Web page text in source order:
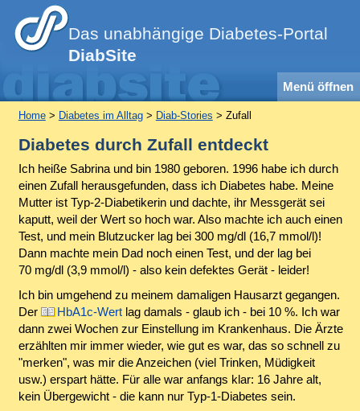
Das unabhängige Diabetes-Portal
DiabSite
Menü öffnen
Home> Diabetes im Alltag> Diab-Stories > Zufall
Diabetes durch Zufall entdeckt
Ich heiße Sabrina und bin 1980 geboren. 1996 habe ich durch
einen Zufall herausgefunden, dass ich Diabetes habe. Meine
Mutter ist Typ-2-Diabetikerin und dachte, ihr Messgerät sei
kaputt, weil der Wert so hoch war. Also machte ich auch einen
Test, und mein Blutzucker lag bei 300 mg/dl (16,7 mmol/l)!
Dann machte mein Dadnoch einen Test, und der lag bei
70 mg/dl (3,9 mmol/l) - also kein defektes Gerät - leider!
Ich bin umgehend zu meinem damaligen Hausarzt gegangen.
Der
HbA1c-Wertlag damals - glaub ich - bei 10 %. Ich war
dann zwei Wochen zur Einstellung im Krankenhaus. Die Ärzte
erzählten mir immer wieder, wie gut es war, das so schnell zu
"merken", was mir die Anzeichen (viel Trinken, Müdigkeit
usw.) erspart hätte. Für alle war anfangs klar: 16 Jahre alt,
kein Übergewicht - die kann nur Typ-1-Diabetes sein.